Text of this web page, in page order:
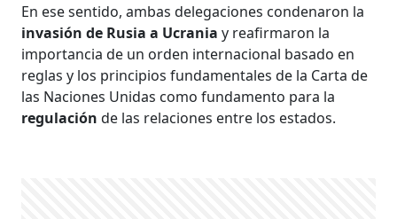
En ese sentido, ambas delegaciones condenaron la
invasión de Rusia a Ucrania y reafirmaron la
importancia de un orden internacional basado en
reglas y los principios fundamentales de la Carta de
las Naciones Unidas como fundamento para la
regulación de las relaciones entre los estados.